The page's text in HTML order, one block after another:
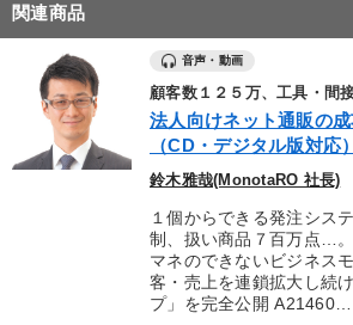
関連商品
音声・動画
顧客数１２５万、工具・間
法人向けネット通販の
（CD・デジタル版対応）
鈴木雅哉(MonotaRO 社長)
１個からできる発注シス
制、扱い商品７百万点…
マネのできないビジネス
客・売上を連鎖拡大し続
プ」を完全公開 A21460…